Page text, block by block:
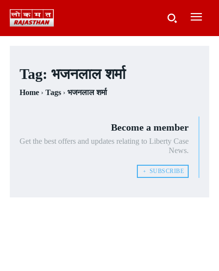
Tag: भजनलाल शर्मा
Home Tags भजनलाल शर्मा
Become a member
Get the best offers and updates relating to Liberty Case
News.
﹢ SUBSCRIBE